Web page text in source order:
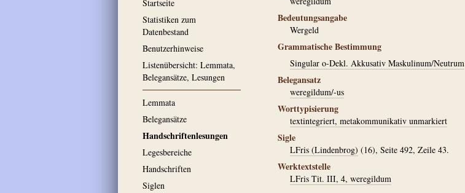
Startseite
Statistiken zum
Datenbestand
Benutzerhinweise
Listenübersicht: Lemmata,
Belegansätze, Lesungen
Lemmata
Belegansätze
Handschriftenlesungen
Legesbereiche
Handschriften
Siglen
Bedeutungsangabe
Wergeld
Grammatische Bestimmung
Singular o-Dekl. Akkusativ Maskulinum/Neutrum
Belegansatz
weregildum/-us
Worttypisierung
textintegriert, metakommunikativ unmarkiert
Sigle
LFris (Lindenbrog) (16), Seite 492, Zeile 43.
Werktextstelle
LFris Tit. III, 4, weregildum